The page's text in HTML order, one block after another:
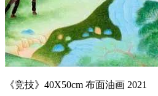
《竞技》40X50cm 布面油画 2021